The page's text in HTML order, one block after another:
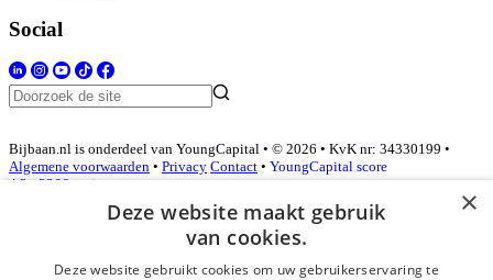
Social
Bijbaan.nl is onderdeel van YoungCapital • © 2026 • KvK nr: 34330199 •
Algemene voorwaarden • Privacy Contact • YoungCapital score
4.3 - 3366 reviews
Inloggen als bedrijf
×
Deze website maakt gebruik
van cookies.
Deze website gebruikt cookies om uw gebruikerservaring te